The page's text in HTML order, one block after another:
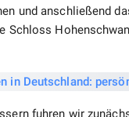
und anschließend
Schloss
fuhren wir